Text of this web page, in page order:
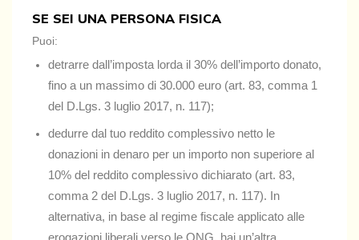
SE SEI UNA PERSONA FISICA
Puoi:
detrarre dall’imposta lorda il 30% dell’importo donato,
fino a un massimo di 30.000 euro (art. 83, comma 1
del D.Lgs. 3 luglio 2017, n. 117);
dedurre dal tuo reddito complessivo netto le
donazioni in denaro per un importo non superiore al
10% del reddito complessivo dichiarato (art. 83,
comma 2 del D.Lgs. 3 luglio 2017, n. 117). In
alternativa, in base al regime fiscale applicato alle
erogazioni liberali verso le ONG, hai un’altra